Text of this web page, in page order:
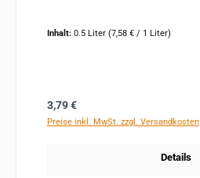
Inhalt: 0.5 Liter (7,58 € / 1 Liter)
Regulärer Preis:
3,79 €
Preise inkl. MwSt. zzgl. Versandkosten
Details